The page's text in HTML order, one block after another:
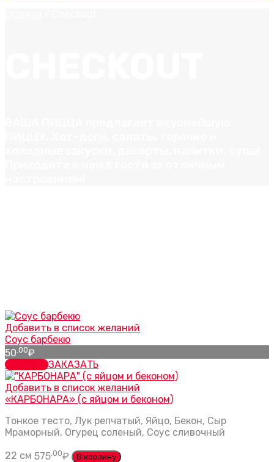
Добавить в список желаний
Соус барбекю
50 .00₽
заказатьЗАКАЗАТЬ
Добавить в список желаний
«КАРБОНАРА» (с яйцом и беконом)
Тонкое тесто, Лук репчатый, Яйцо, Бекон, Сыр
Мраморный, Огурец соленый, Соус сливочный
22 см 575 .00₽ В корзину